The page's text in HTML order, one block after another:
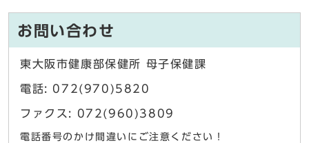
お問い合わせ
東大阪市健康部保健所 母子保健課
電話: 072(970)5820
ファクス: 072(960)3809
電話番号のかけ間違いにご注意ください！